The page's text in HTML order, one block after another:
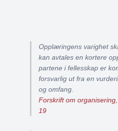
Opplæringens varighet
kan avtales en kortere
partene i fellesskap er
forsvarlig ut fra en
og omfang.
Forskrift om
19